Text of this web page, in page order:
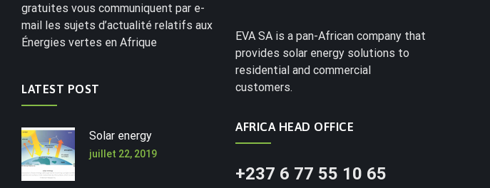
gratuites vous communiquent par e-
mail les sujets d’actualité relatifs aux
Énergies vertes en Afrique
LATEST POST
Solar energy
juillet 22, 2019
EVA SA is a pan-African company that
provides solar energy solutions to
residential and commercial
customers.
AFRICA HEAD OFFICE
+237 6 77 55 10 65